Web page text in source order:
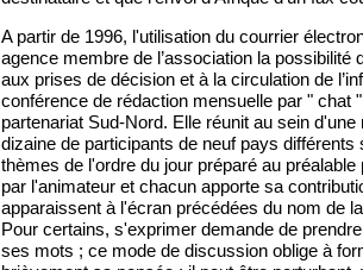
A partir de 1996, l'utilisation du courrier
agence membre de l’association la possibilité
aux prises de décision et à la circulation de
conférence de rédaction mensuelle par " chat
partenariat Sud-Nord. Elle réunit au sein
dizaine de participants de neuf pays
thèmes de l'ordre du jour préparé au
par l'animateur et chacun apporte sa
apparaissent à l'écran précédées du nom de
Pour certains, s'exprimer demande de
ses mots ; ce mode de discussion oblige à